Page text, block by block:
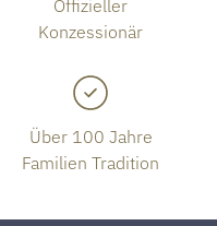
Offizieller
Konzessionär
Über 100 Jahre
Familien Tradition